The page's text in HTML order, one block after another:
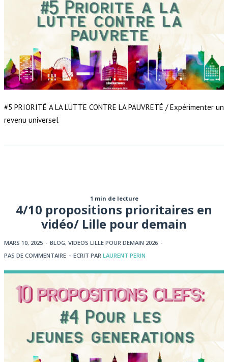
#5 PRIORITÉ A LA LUTTE CONTRE LA PAUVRETÉ / Expérimenter un
revenu universel
1 min de lecture
4/10 propositions prioritaires en
vidéo/ Lille pour demain
MARS 10, 2025 - BLOG, VIDEOS LILLE POUR DEMAIN 2026 -
PAS DE COMMENTAIRE - ECRIT PAR LAURENT PERIN